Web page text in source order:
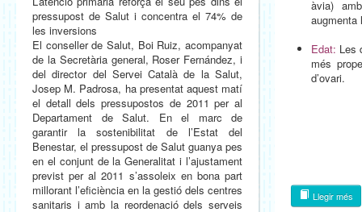
pressupost de Salut i concentra el 74% de
les inversions
El conseller de Salut, Boi Ruiz, acompanyat
de la Secretària general, Roser Fernández, i
del director del Servei Català de la Salut,
Josep M. Padrosa, ha presentat aquest matí
el detall dels pressupostos de 2011 per al
Departament de Salut. En el marc de
garantir la sostenibilitat de l’Estat del
Benestar, el pressupost de Salut guanya pes
en el conjunt de la Generalitat i l’ajustament
previst per al 2011 s’assoleix en bona part
millorant l’eficiència en la gestió dels centres
sanitaris i amb la reordenació dels serveis
àvia)
augmenta
Edat: Les
més
d’ovari.
Llegir més